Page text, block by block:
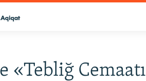
«Tebliğ Cemaatı